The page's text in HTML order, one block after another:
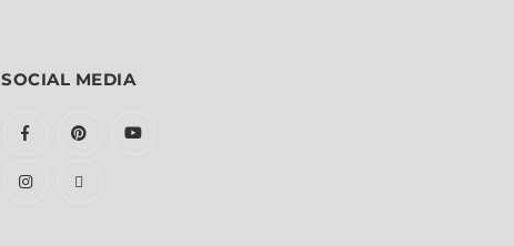
SOCIAL MEDIA